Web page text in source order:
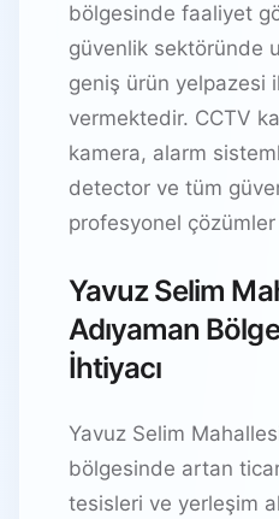
bölgesinde faaliyet
güvenlik sektöründe
geniş ürün yelpazesi
vermektedir. CCTV
kamera, alarm
detector ve tüm
profesyonel
Yavuz Selim
Adıyaman
İhtiyacı
Yavuz Selim
bölgesinde artan
tesisleri ve yerleşim